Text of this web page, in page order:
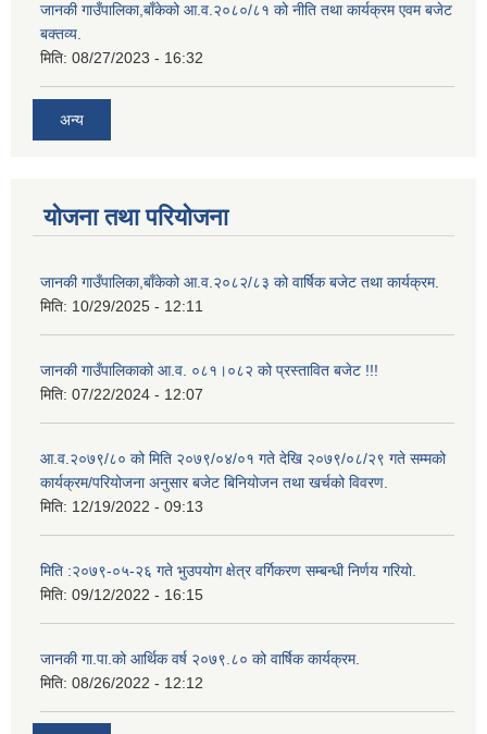
जानकी गाउँपालिका,बाँकेको आ.व.२०८०/८१ को नीति तथा कार्यक्रम एवम बजेट
बक्तव्य.
मिति: 08/27/2023 - 16:32
अन्य
योजना तथा परियोजना
जानकी गाउँपालिका,बाँकेको आ.व.२०८२/८३ को वार्षिक बजेट तथा कार्यक्रम.
मिति: 10/29/2025 - 12:11
जानकी गाउँपालिकाको आ.व. ०८१।०८२ को प्रस्तावित बजेट !!!
मिति: 07/22/2024 - 12:07
आ.व.२०७९/८० को मिति २०७९/०४/०१ गते देखि २०७९/०८/२९ गते सम्मको
कार्यक्रम/परियोजना अनुसार बजेट बिनियोजन तथा खर्चको विवरण.
मिति: 12/19/2022 - 09:13
मिति :२०७९-०५-२६ गते भुउपयोग क्षेत्र वर्गिकरण सम्बन्धी निर्णय गरियो.
मिति: 09/12/2022 - 16:15
जानकी गा.पा.को आर्थिक वर्ष २०७९.८० को वार्षिक कार्यक्रम.
मिति: 08/26/2022 - 12:12